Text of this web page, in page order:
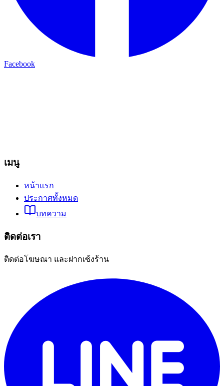
Facebook
เมนู
หน้าแรก
ประกาศทั้งหมด
บทความ
ติดต่อเรา
ติดต่อโฆษณา และฝากเซ้งร้าน